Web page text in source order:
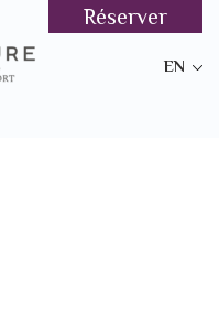
Réserver
EN